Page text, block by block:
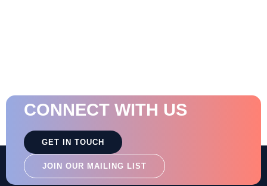
CONNECT WITH US
GET IN TOUCH
JOIN OUR MAILING LIST